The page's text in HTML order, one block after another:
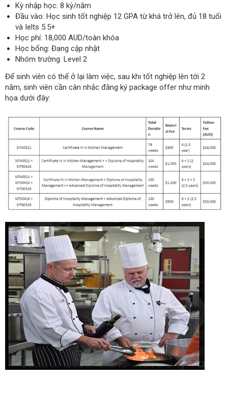
Kỳ nhập học: 8 kỳ/năm
Đầu vào: Học sinh tốt nghiệp 12 GPA từ khá trở lên, đủ 18 tuổi
và Ielts 5.5+
Học phí: 18,000 AUD/toàn khóa
Học bổng: Đang cập nhật
Nhóm trường: Level 2
Để sinh viên có thể ở lại làm việc, sau khi tốt nghiệp lên tới 2
năm, sinh viên cần cân nhắc đăng ký package offer như minh
họa dưới đây: